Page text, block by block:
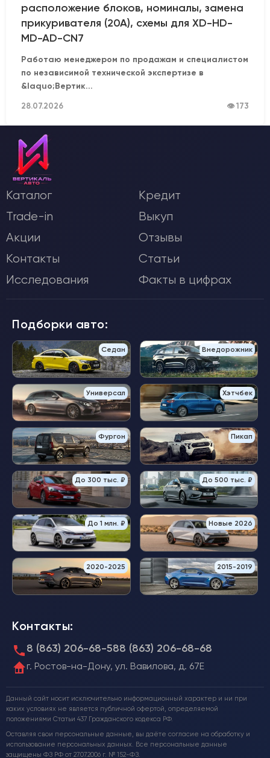
расположение блоков, номиналы, замена
прикуривателя (20А), схемы для XD-HD-
MD-AD-CN7
Работаю менеджером по продажам и специалистом
по независимой технической экспертизе в
&laquo;Вертик...
28.07.2026 👁 173
Каталог
Кредит
Trade-in
Выкуп
Акции
Отзывы
Контакты
Статьи
Исследования
Факты в цифрах
Подборки авто:
Седан Внедорожник
Универсал Хэтчбек
Фургон Пикап
До 300 тыс. ₽ До 500 тыс. ₽
До 1 млн. ₽ Новые 2026
2020-2025 2015-2019
Контакты:
8 (863) 206-68-588 (863) 206-68-68
г. Ростов-на-Дону, ул. Вавилова, д. 67Е
Данный сайт носит исключительно информационный характер и ни при
каких условиях не является публичной офертой, определяемой
положениями Статьи 437 Гражданского кодекса РФ.
Оставляя свои персональные данные, вы даёте согласие на обработку и
использование персональных данных. Все персональные данные
защищены ФЗ РФ от 27.07.2006 г. № 152-ФЗ.